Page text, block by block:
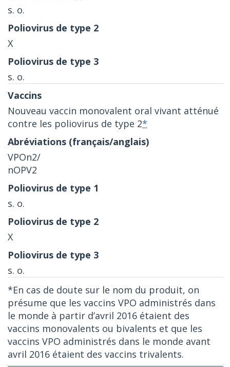
s. o.
X
s. o.
Nouveau vaccin monovalent oral vivant atténué
contre les poliovirus de type 2*
VPOn2/
nOPV2
s. o.
X
s. o.
*En cas de doute sur le nom du produit, on
présume que les vaccins VPO administrés dans
le monde à partir d’avril 2016 étaient des
vaccins monovalents ou bivalents et que les
vaccins VPO administrés dans le monde avant
avril 2016 étaient des vaccins trivalents.